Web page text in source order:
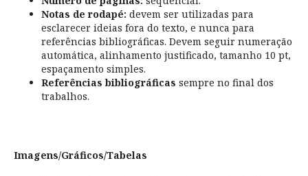
Notas de rodapé: devem ser utilizadas para
esclarecer ideias fora do texto, e nunca para
referências bibliográficas. Devem seguir numeração
automática, alinhamento justificado, tamanho 10 pt,
espaçamento simples.
Referências bibliográficas sempre no final dos
trabalhos.
Imagens/Gráficos/Tabelas